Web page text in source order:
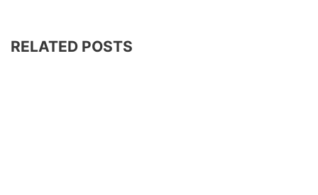
RELATED POSTS